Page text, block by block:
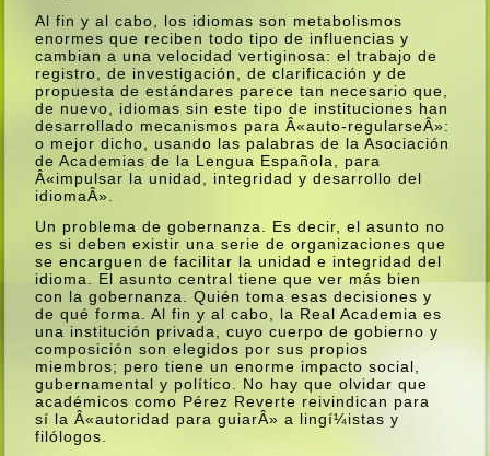
Al fin y al cabo, los idiomas son metabolismos
enormes que reciben todo tipo de influencias y
cambian a una velocidad vertiginosa: el trabajo de
registro, de investigación, de clarificación y de
propuesta de estándares parece tan necesario que,
de nuevo, idiomas sin este tipo de instituciones han
desarrollado mecanismos para Â«auto-regularseÂ»:
o mejor dicho, usando las palabras de la Asociación
de Academias de la Lengua Española, para
Â«impulsar la unidad, integridad y desarrollo del
idiomaÂ».
Un problema de gobernanza. Es decir, el asunto no
es si deben existir una serie de organizaciones que
se encarguen de facilitar la unidad e integridad del
idioma. El asunto central tiene que ver más bien
con la gobernanza. Quién toma esas decisiones y
de qué forma. Al fin y al cabo, la Real Academia es
una institución privada, cuyo cuerpo de gobierno y
composición son elegidos por sus propios
miembros; pero tiene un enorme impacto social,
gubernamental y polí­tico. No hay que olvidar que
académicos como Pérez Reverte reivindican para
sí­ la Â«autoridad para guiarÂ» a lingí¼istas y
filólogos.